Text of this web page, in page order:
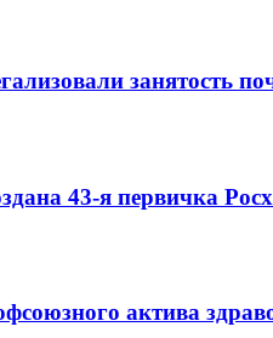
занятость
43-я первичка
актива